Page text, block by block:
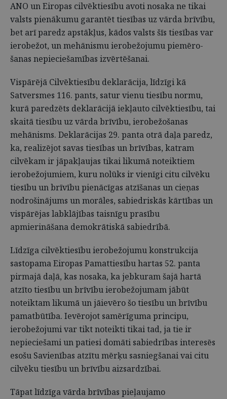
ANO un Eiropas cilvēktiesību avoti nosaka ne tikai
valsts pienākumu garantēt tiesības uz vārda brīvību,
bet arī paredz apstākļus, kādos valsts šīs tiesības var
ierobežot, un mehānismu ierobežojumu piemēro­
šanas nepieciešamības izvērtēšanai.
Vispārējā Cilvēktiesību deklarācija, līdzīgi kā
Satversmes 116. pants, satur vienu tiesību normu,
kurā paredzēts deklarācijā iekļauto cilvēktiesību, tai
skaitā tiesību uz vārda brīvību, ierobežošanas
mehānisms. Deklarācijas 29. panta otrā daļa paredz,
ka, realizējot savas tiesības un brīvības, katram
cilvēkam ir jāpakļaujas tikai likumā noteiktiem
ierobežojumiem, kuru nolūks ir vienīgi citu cilvēku
tiesību un brīvību pienācīgas atzīšanas un cieņas
nodrošinājums un morāles, sabiedriskās kārtības un
vispārējas labklājības taisnīgu prasību
apmierināšana demokrātiskā sabiedrībā.
Līdzīga cilvēktiesību ierobežojumu konstrukcija
sastopama Eiropas Pamattiesību hartas 52. panta
pirmajā daļā, kas nosaka, ka jebkuram šajā hartā
atzīto tiesību un brīvību ierobežojumam jābūt
noteiktam likumā un jāievēro šo tiesību un brīvību
pamatbūtība. Ievērojot samērīguma principu,
ierobežojumi var tikt noteikti tikai tad, ja tie ir
nepieciešami un patiesi domāti sabiedrības interesēs
esošu Savienības atzītu mērķu sasniegšanai vai citu
cilvēku tiesību un brīvību aizsardzībai.
Tāpat līdzīga vārda brīvības pieļaujamo